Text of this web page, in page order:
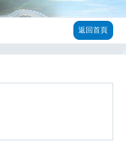
返回首頁